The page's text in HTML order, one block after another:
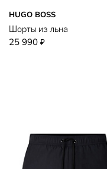
HUGO BOSS
Шорты из льна
25 990 ₽